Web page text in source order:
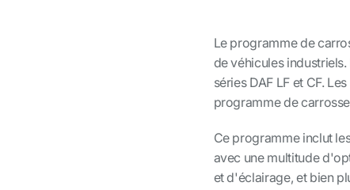
Le programme de
de véhicules
séries DAF LF et CF.
programme de
Ce programme inclut
avec une multitude
et d'éclairage, et bien